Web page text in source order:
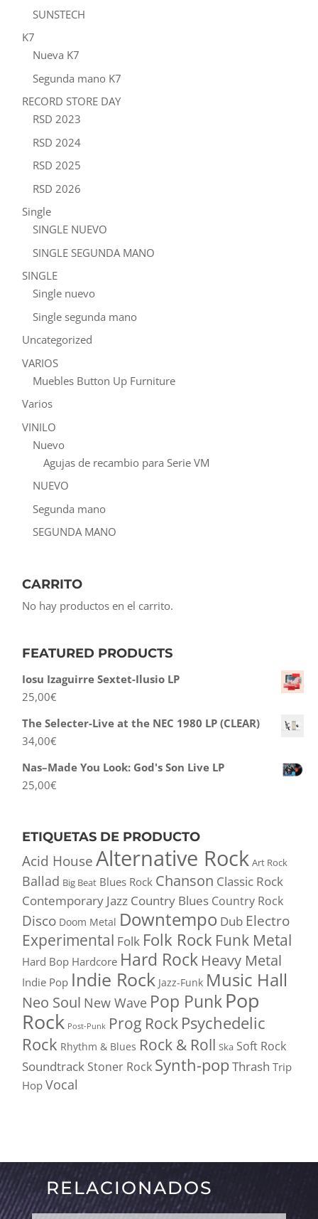
SUNSTECH
K7
Nueva K7
Segunda mano K7
RECORD STORE DAY
RSD 2023
RSD 2024
RSD 2025
RSD 2026
Single
SINGLE NUEVO
SINGLE SEGUNDA MANO
SINGLE
Single nuevo
Single segunda mano
Uncategorized
VARIOS
Muebles Button Up Furniture
Varios
VINILO
Nuevo
Agujas de recambio para Serie VM
NUEVO
Segunda mano
SEGUNDA MANO
CARRITO
No hay productos en el carrito.
FEATURED PRODUCTS
Iosu Izaguirre Sextet-Ilusio LP
25,00€
The Selecter-Live at the NEC 1980 LP (CLEAR)
34,00€
Nas–Made You Look: God's Son Live LP
25,00€
ETIQUETAS DE PRODUCTO
Acid HouseAlternative Rock Art Rock
Ballad Big Beat Blues Rock Chanson Classic Rock
Contemporary Jazz Country Blues Country Rock
Disco Doom Metal Downtempo Dub Electro
Experimental Folk Folk Rock Funk Metal
Hard Bop Hardcore Hard Rock Heavy Metal
Indie Pop Indie Rock Jazz-Funk Music Hall
Neo Soul New Wave Pop PunkPop
Rock Post-Punk Prog Rock Psychedelic
Rock Rhythm & Blues Rock & Roll Ska Soft Rock
Soundtrack Stoner Rock Synth-popThrash Trip
HopVocal
RELACIONADOS